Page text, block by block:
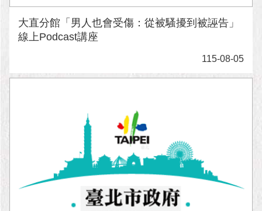
大直分館「男人也會受傷：從被騷擾到被誣告」
線上Podcast講座
115-08-05